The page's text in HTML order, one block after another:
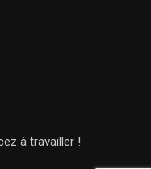
à travailler !